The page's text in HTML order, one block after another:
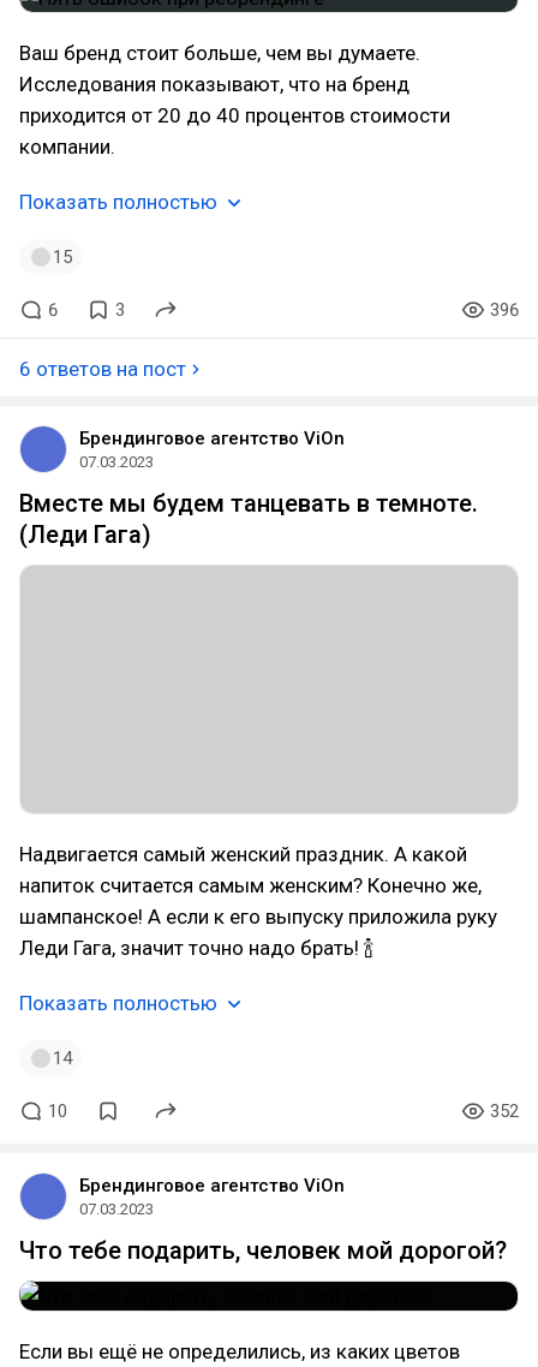
Ваш бренд стоит больше, чем вы думаете.
Исследования показывают, что на бренд
приходится от 20 до 40 процентов стоимости
компании.
Показать полностью
15
6 3 396
6 ответов на пост
Брендинговое агентство ViOn
07.03.2023
Вместе мы будем танцевать в темноте.
(Леди Гага)
Надвигается самый женский праздник. А какой
напиток считается самым женским? Конечно же,
шампанское! А если к его выпуску приложила руку
Леди Гага, значит точно надо брать! 🍾
Показать полностью
14
10 352
Брендинговое агентство ViOn
07.03.2023
Что тебе подарить, человек мой дорогой?
Если вы ещё не определились, из каких цветов